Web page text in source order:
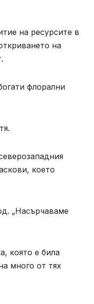
на ресурсите в
на
флорални
което
„Насърчаваме
която е била
много от тях